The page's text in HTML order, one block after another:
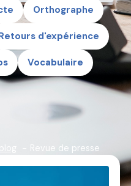
Orthographe
d'expérience
Vocabulaire
Revue de presse